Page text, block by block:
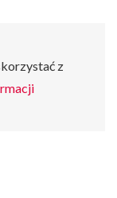
z